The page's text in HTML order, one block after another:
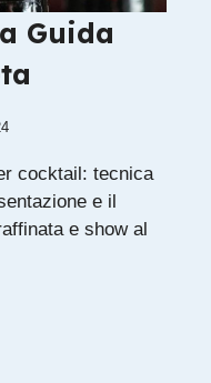
Guida
cocktail: tecnica
e il
e show al